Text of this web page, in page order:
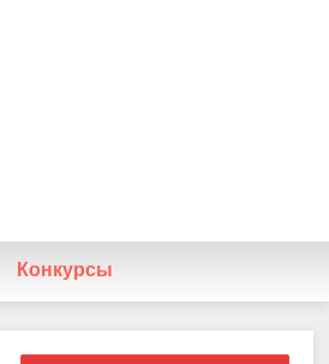
Конкурсы
Правый сайдбар